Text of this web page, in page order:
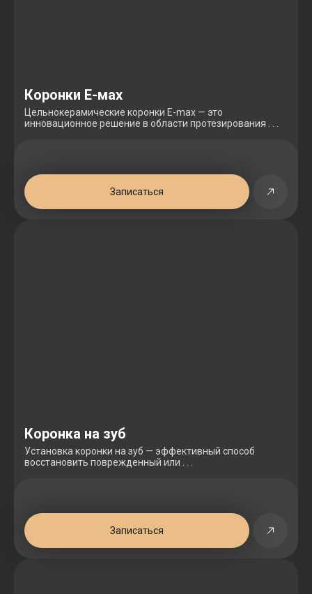
Коронки Е-мах
Цельнокерамические коронки E-max — это
инновационное решение в области протезирования . . .
Записаться
Коронка на зуб
Установка коронки на зуб — эффективный способ
восстановить поврежденный или . . .
Записаться